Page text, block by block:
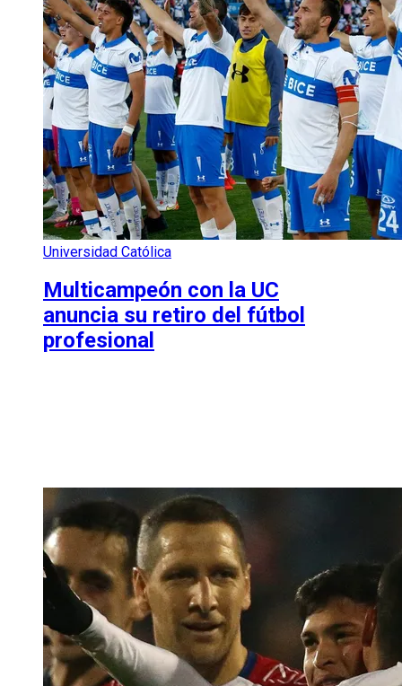
Universidad Católica
Multicampeón con la UC
anuncia su retiro del fútbol
profesional